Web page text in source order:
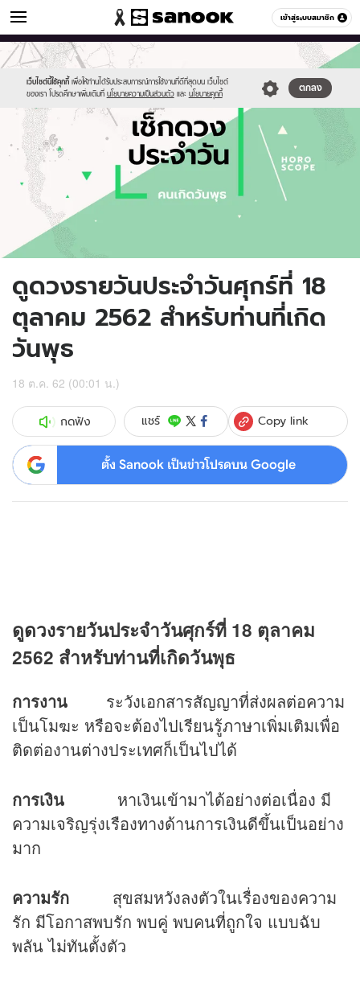
เข้าสู่ระบบสมาชิก
ดูดวง หมวดอื่นๆ
เว็บไซต์นี้ใช้คุกกี้ เพื่อให้ท่านได้รับประสบการณ์การใช้งานที่ดีที่สุดบน เว็บไซต์
ของเรา โปรดศึกษาเพิ่มเติมที่ นโยบายความเป็นส่วนตัว และ นโยบายคุกกี้
ตกลง
Sanook
//s.isanook.com/sr/0/images/logo-
new-
sanook.png
600
60
//s.isanook.com/ho/0/ud/fxd/day/daily-
horoscope-
wednesday.jpg
ดูดวงรายวันประจำวันศุกร์ที่ 18
ตุลาคม 2562 สำหรับท่านที่เกิด
วันพุธ
18 ต.ค. 62 (00:01 น.)
กดฟัง แชร์ Copy link
ตั้ง Sanook เป็นข่าวโปรดบน Google
ดูดวงรายวันประจำวันศุกร์ที่ 18 ตุลาคม
2562 สำหรับท่านที่เกิดวันพุธ
การงาน ระวังเอกสารสัญญาที่ส่งผลต่อความ
เป็นโมฆะ หรือจะต้องไปเรียนรู้ภาษาเพิ่มเติมเพื่อ
ติดต่องานต่างประเทศก็เป็นไปได้
การเงิน หาเงินเข้ามาได้อย่างต่อเนื่อง มี
ความเจริญรุ่งเรืองทางด้านการเงินดีขึ้นเป็นอย่าง
มาก
ความรัก สุขสมหวังลงตัวในเรื่องของความ
รัก มีโอกาสพบรัก พบคู่ พบคนที่ถูกใจ แบบฉับ
พลัน ไม่ทันตั้งตัว